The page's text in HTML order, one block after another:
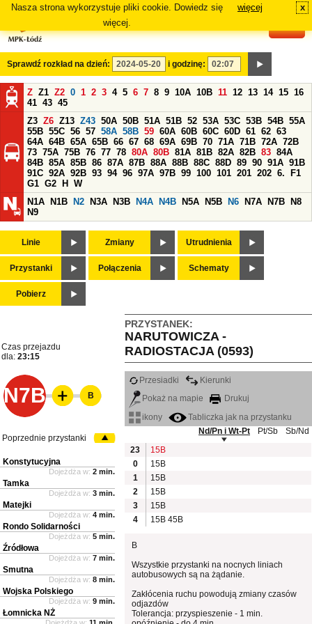
Nasza strona wykorzystuje pliki cookie. Dowiedz się
więcej.
więcej x
Sprawdź rozkład na dzień: i godzinę:
Z Z1 Z2 0 1 2 3 4 5 6 7 8 9 10A 10B 11 12 13 14 15 16
41 43 45
Z3 Z6 Z13 Z43 50A 50B 51A 51B 52 53A 53C 53B 54B 55A
55B 55C 56 57 58A 58B 59 60A 60B 60C 60D 61 62 63
64A 64B 65A 65B 66 67 68 69A 69B 70 71A 71B 72A 72B
73 75A 75B 76 77 78 80A 80B 81A 81B 82A 82B 83 84A
84B 85A 85B 86 87A 87B 88A 88B 88C 88D 89 90 91A 91B
91C 92A 92B 93 94 96 97A 97B 99 100 101 201 202 6.
F1
G1 G2 H
W
N1A
N1B N2 N3A N3B N4A N4B N5A N5B N6 N7A N7B
N8
N9
Linie Zmiany Utrudnienia
Przystanki Połączenia Schematy
Pobierz
PRZYSTANEK:
NARUTOWICZA -
RADIOSTACJA (0593)
Czas przejazdu
dla: 23:15
N7B
Przesiadki
Kierunki
Pokaż na mapie
Drukuj
ikony
Tabliczka jak na przystanku
Nd/Pn i Wt-Pt
Pt/Sb
Sb/Nd
23
15B
0
15B
1
15B
2
15B
3
15B
4
15B 45B
B
Wszystkie przystanki na nocnych liniach
autobusowych są na żądanie.
Zakłócenia ruchu powodują zmiany czasów
odjazdów
Tolerancja: przyspieszenie - 1 min.
B
Poprzednie przystanki
Konstytucyjna
Dojeżdża w: 2 min.
Tamka
Dojeżdża w: 3 min.
Matejki
Dojeżdża w: 4 min.
Rondo Solidarności
Dojeżdża w: 5 min.
Źródłowa
Dojeżdża w: 7 min.
Smutna
Dojeżdża w: 8 min.
Wojska Polskiego
Dojeżdża w: 9 min.
Łomnicka NŻ